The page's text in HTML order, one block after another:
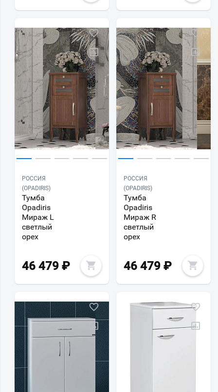
РОССИЯ
(OPADIRIS)
Тумба
Opadiris
Мираж L
светлый
орех
46 479 ₽
РОССИЯ
(OPADIRIS)
Тумба
Opadiris
Мираж R
светлый
орех
46 479 ₽